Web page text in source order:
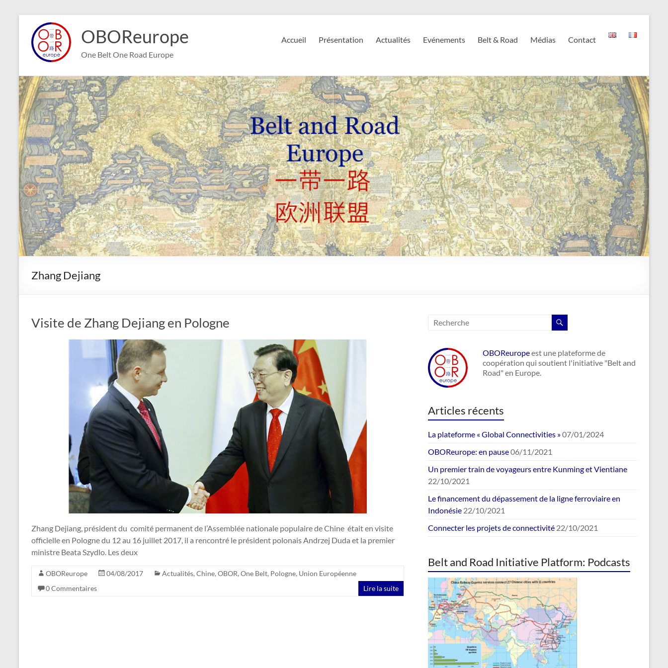
contenu
OBOReurope
One Belt One Road Europe
Accueil Présentation Actualités Evénements Belt & Road Médias Contact
Zhang Dejiang
Visite de Zhang Dejiang en Pologne
Zhang Dejiang, président du comité permanent de l’Assemblée nationale populaire de Chine était en visite
officielle en Pologne du 12 au 16 juillet 2017, il a rencontré le président polonais Andrzej Duda et la premier
ministre Beata Szydlo. Les deux
OBOReurope 04/08/2017 Actualités, Chine, OBOR, One Belt, Pologne, Union Européenne
0 Commentaires
Lire la suite
OBOReuropeest une plateforme de
coopération qui soutient l'initiative "Belt and
Road" en Europe.
Articles récents
La plateforme « Global Connectivities »07/01/2024
OBOReurope: en pause06/11/2021
Un premier train de voyageurs entre Kunming et Vientiane
22/10/2021
Le financement du dépassement de la ligne ferroviaire en
Indonésie 22/10/2021
Connecter les projets de connectivité 22/10/2021
Belt and Road Initiative Platform: Podcasts